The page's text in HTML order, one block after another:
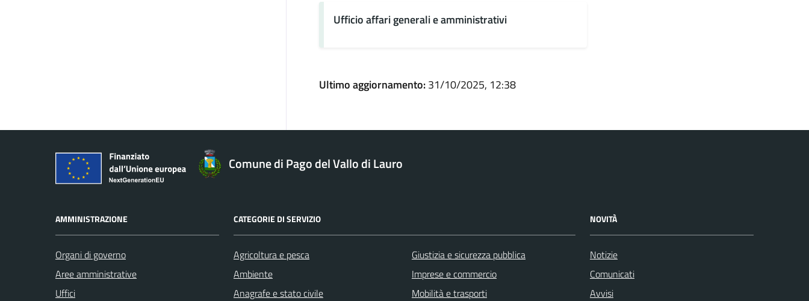
Ufficio affari generali e amministrativi
Ultimo aggiornamento:31/10/2025, 12:38
Comune di Pago del Vallo di Lauro
AMMINISTRAZIONE
Organi di governo
Aree amministrative
Uffici
CATEGORIE DI SERVIZIO
Agricoltura e pesca
Ambiente
Anagrafe e stato civile
Giustizia e sicurezza pubblica
Imprese e commercio
Mobilità e trasporti
NOVITÀ
Notizie
Comunicati
Avvisi